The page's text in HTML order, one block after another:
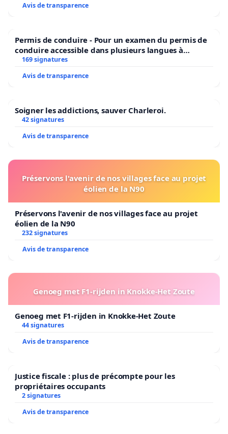
Avis de transparence
Permis de conduire - Pour un examen du permis de
conduire accessible dans plusieurs langues à
Bruxelles
169 signatures
Avis de transparence
Soigner les addictions, sauver Charleroi.
42 signatures
Avis de transparence
Préservons l'avenir de nos villages face au projet
éolien de la N90
Préservons l'avenir de nos villages face au projet
éolien de la N90
232 signatures
Avis de transparence
Genoeg met F1-rijden in Knokke-Het Zoute
Genoeg met F1-rijden in Knokke-Het Zoute
44 signatures
Avis de transparence
Justice fiscale : plus de précompte pour les
propriétaires occupants
2 signatures
Avis de transparence